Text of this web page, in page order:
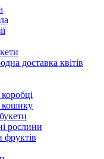
доставка квітів
кошику
рослини